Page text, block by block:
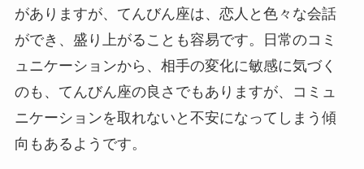
がありますが、てんびん座は、恋人と色々な会話
ができ、盛り上がることも容易です。日常のコミ
ュニケーションから、相手の変化に敏感に気づく
のも、てんびん座の良さでもありますが、コミュ
ニケーションを取れないと不安になってしまう傾
向もあるようです。